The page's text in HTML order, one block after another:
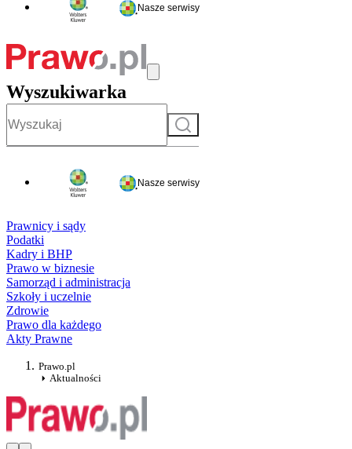
Nasze serwisy
Wyszukiwarka
Szukaj
Nasze serwisy
Prawnicy i sądy
Podatki
Kadry i BHP
Prawo w biznesie
Samorząd i administracja
Szkoły i uczelnie
Zdrowie
Prawo dla każdego
Akty Prawne
Prawo.pl
Aktualności